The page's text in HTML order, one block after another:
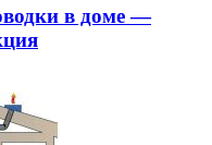
в доме —